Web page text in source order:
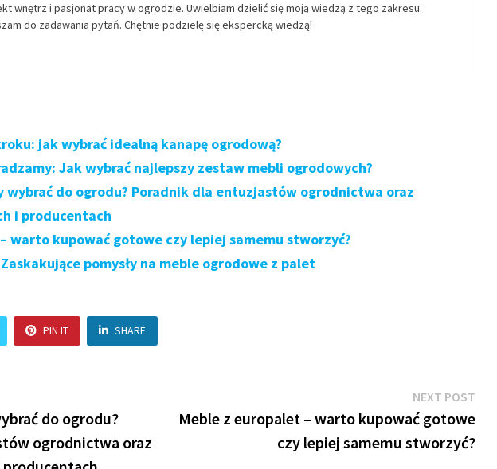
wnętrz i pasjonat pracy w ogrodzie. Uwielbiam dzielić się moją wiedzą z tego zakresu.
do zadawania pytań. Chętnie podzielę się ekspercką wiedzą!
jak wybrać idealną kanapę ogrodową?
Jak wybrać najlepszy zestaw mebli ogrodowych?
wybrać do ogrodu? Poradnik dla entuzjastów ogrodnictwa oraz
i producentach
warto kupować gotowe czy lepiej samemu stworzyć?
pomysły na meble ogrodowe z palet
PIN IT SHARE
do ogrodu?
ogrodnictwa oraz
NEXT POST
post:
Meble z europalet – warto kupować gotowe
czy lepiej samemu stworzyć?